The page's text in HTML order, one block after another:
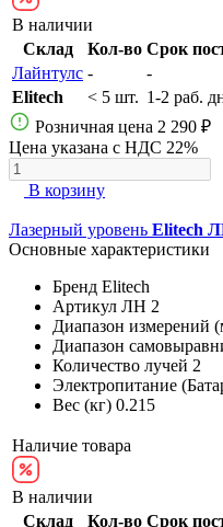
В наличии
Склад
Кол-во Срок
Лайнтулс -
-
Elitech
< 5 шт. 1-2 раб.
Розничная цена 2 290 ₽
Цена указана с НДС 22%
В корзину
Лазерный уровень Elitech
Основные характеристики
Бренд Elitech
Артикул ЛН 2
Диапазон измерений
Диапазон
Количество лучей 2
Электропитание
Вес (кг) 0.215
Наличие товара
В наличии
Склад
Кол-во Срок